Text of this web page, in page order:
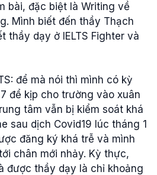
bài, đặc biệt là Writing về
Mình biết đến thầy Thạch
thầy dạy ở IELTS Fighter và
để mà nói thì mình có kỳ
để kịp cho trường vào xuân
tâm vẫn bị kiểm soát khá
sau dịch Covid19 lúc tháng 1
đăng ký khá trễ và mình
chân mới nhảy. Kỳ thực,
được thầy dạy là chỉ khoảng